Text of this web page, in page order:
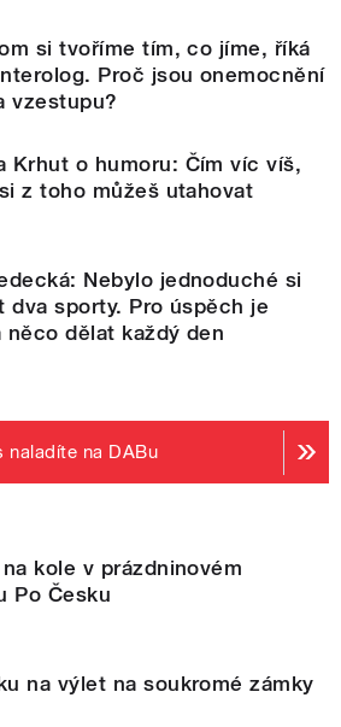
si tvoříme tím, co jíme, říká
Proč jsou onemocnění
vzestupu?
Krhut o humoru: Čím víc víš,
z toho můžeš utahovat
Nebylo jednoduché si
dva sporty. Pro úspěch je
něco dělat každý den
naladíte na DABu
kole v prázdninovém
Po Česku
na výlet na soukromé zámky